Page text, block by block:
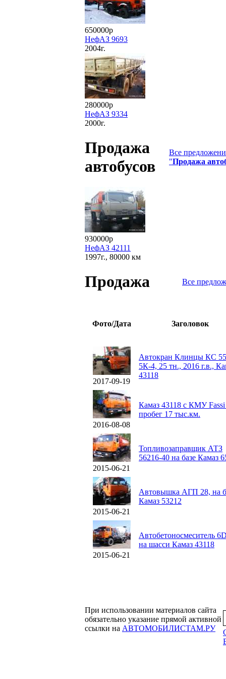
650000р
НефАЗ 9693
2004г.
280000р
НефАЗ 9334
2000г.
Продажа
автобусов
Все
"Продажа
930000р
НефАЗ 42111
1997г., 80000 км
Продажа Все
Фото/Дата Заголовок
2017-09-19
Автокран Клинцы КС
5К-4, 25 тн., 2016 г.в.,
43118
2016-08-08
Камаз 43118 с КМУ Fassi
пробег 17 тыс.км.
2015-06-21
Топливозаправщик АТЗ
56216-40 на базе Камаз
2015-06-21
Автовышка АГП 28, на
Камаз 53212
2015-06-21
Автобетоносмеситель
на шасси Камаз 43118
При использовании материалов сайта
обязательно указание прямой активной
ссылки на АВТОМОБИЛИСТАМ.РУ